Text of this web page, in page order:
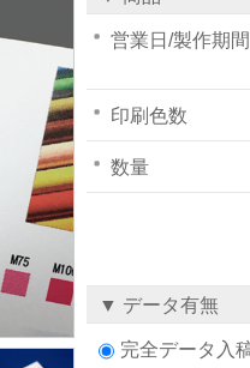
営業日/製作期間
印刷色数
数量
▼ データ有無
完全データ入